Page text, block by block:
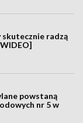
skutecznie radzą
powstaną
nr 5 w